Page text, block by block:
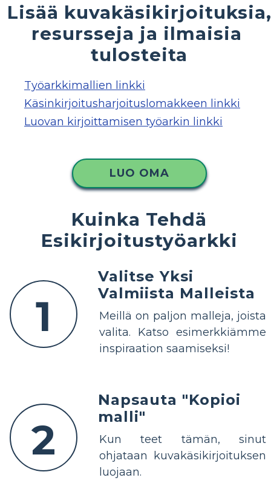
Lisää kuvakäsikirjoituksia,
resursseja ja ilmaisia ​​
tulosteita
Työarkkimallien linkki
Käsinkirjoitusharjoituslomakkeen linkki
Luovan kirjoittamisen työarkin linkki
LUO OMA
Kuinka Tehdä
Esikirjoitustyöarkki
1
Valitse Yksi
Valmiista Malleista
Meillä on paljon malleja, joista
valita. Katso esimerkkiämme
inspiraation saamiseksi!
2
Napsauta "Kopioi
malli"
Kun teet tämän, sinut
ohjataan kuvakäsikirjoituksen
luojaan.